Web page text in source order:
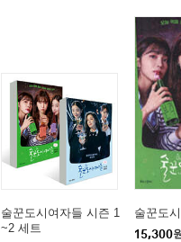
술꾼도시여자들 시즌 1
~2 세트
술꾼도
15,300